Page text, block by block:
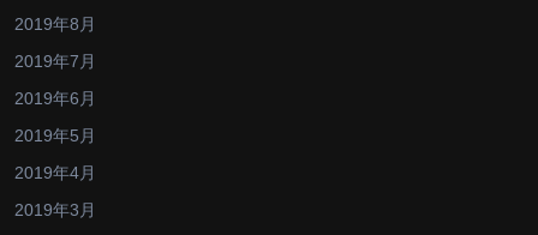
2019年8月
2019年7月
2019年6月
2019年5月
2019年4月
2019年3月